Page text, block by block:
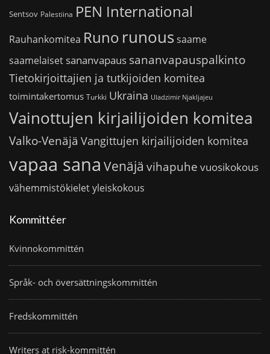
Sentsov Palestiina PEN International
Rauhankomitea Runo runoussaame
saamelaiset sananvapaus sananvapauspalkinto
Tietokirjoittajien ja tutkijoiden komitea
toimintakertomus Turkki Ukraina Uladzimir Njakljajeu
Vainottujen kirjailijoiden komitea
Valko-Venäjä Vangittujen kirjailijoiden komitea
vapaa sana Venäjä vihapuhe vuosikokous
vähemmistökieletyleiskokous
Kommittéer
Kvinnokommittén
Språk- och översättningskommittén
Fredskommittén
Writers at risk-kommittén